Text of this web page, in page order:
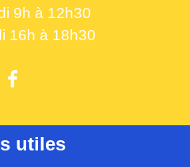
9h à 12h30
16h à 18h30
utiles